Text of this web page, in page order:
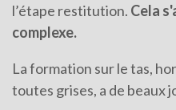
l’étape restitution. Cela
complexe.
La formation sur le tas,
toutes grises, a de beaux